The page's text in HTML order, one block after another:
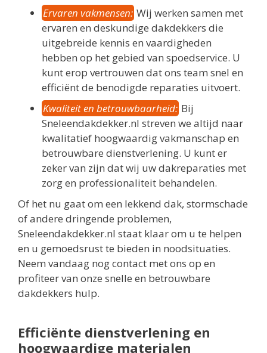
Ervaren vakmensen: Wij werken samen met
ervaren en deskundige dakdekkers die
uitgebreide kennis en vaardigheden
hebben op het gebied van spoedservice. U
kunt erop vertrouwen dat ons team snel en
efficiënt de benodigde reparaties uitvoert.
Kwaliteit en betrouwbaarheid: Bij
Sneleendakdekker.nl streven we altijd naar
kwalitatief hoogwaardig vakmanschap en
betrouwbare dienstverlening. U kunt er
zeker van zijn dat wij uw dakreparaties met
zorg en professionaliteit behandelen.
Of het nu gaat om een lekkend dak, stormschade
of andere dringende problemen,
Sneleendakdekker.nl staat klaar om u te helpen
en u gemoedsrust te bieden in noodsituaties.
Neem vandaag nog contact met ons op en
profiteer van onze snelle en betrouwbare
dakdekkers hulp.
Efficiënte dienstverlening en
hoogwaardige materialen